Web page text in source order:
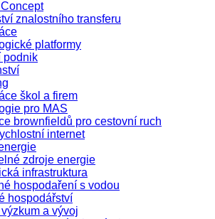
znalostního transferu
platformy
podnik
škol a firem
pro MAS
brownfieldů pro cestovní ruch
internet
zdroje energie
infrastruktura
hospodaření s vodou
hospodářství
a vývoj